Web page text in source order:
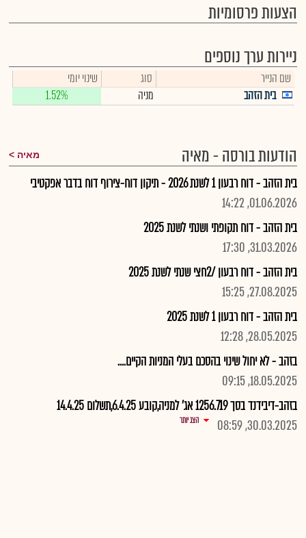
הצעות פרסומיות
ניירות ערך נוספים
שם הנייר סוג
שינוי יומי
בית הזהב
מניה 1.52%
הודעות בורסה - מאיה מאיה
בית הזהב - דוח רבעון 1 לשנת 2026 - תיקון דוח-צירוף דוח בדבר אפקטיבי
01.06.2026, 14:22
בית הזהב - דוח תקופתי ושנתי לשנת 2025
31.03.2026, 17:30
בית הזהב - דוח רבעון /2חצי שנתי לשנת 2025
27.08.2025, 15:25
בית הזהב - דוח רבעון 1 לשנת 2025
28.05.2025, 12:28
בזהב - לא יחול שינוי בהסכם בעלי המניות הקיים....
18.05.2025, 09:15
בזהב-דיבידנד בסך 1256.719 אג' למניה,קובע 6.4.25,תשלום 14.4.25
30.03.2025, 08:59
הצג יותר